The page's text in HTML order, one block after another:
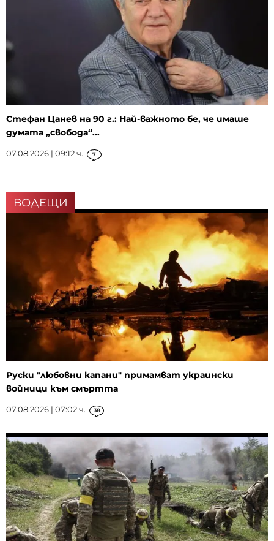
Стефан Цанев на 90 г.: Най-важното бе, че имаше
думата „свобода“...
07.08.2026 | 09:12 ч. 7
ВОДЕЩИ
Руски "любовни капани" примамват украински
войници към смъртта
07.08.2026 | 07:02 ч. 38